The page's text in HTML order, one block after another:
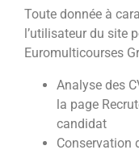
Toute donnée à
l’utilisateur du site
Euromulticourses
Analyse des
la page
candidat
Conservation